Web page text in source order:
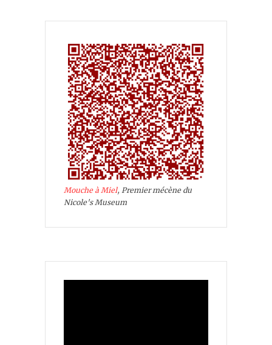
Mouche à Miel, Premier mécène du
Nicole's Museum